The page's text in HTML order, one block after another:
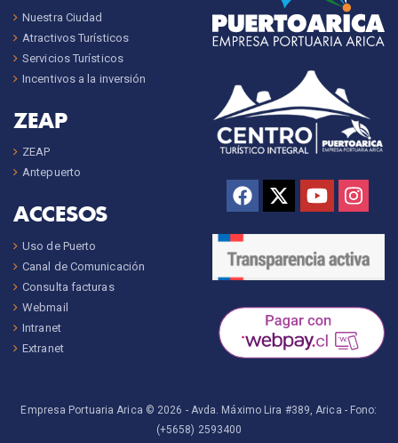
Nuestra Ciudad
Atractivos Turísticos
Servicios Turísticos
Incentivos a la inversión
ZEAP
ZEAP
Antepuerto
ACCESOS
Uso de Puerto
Canal de Comunicación
Consulta facturas
Webmail
Intranet
Extranet
Empresa Portuaria Arica © 2026 - Avda. Máximo Lira #389, Arica - Fono:
(+5658) 2593400